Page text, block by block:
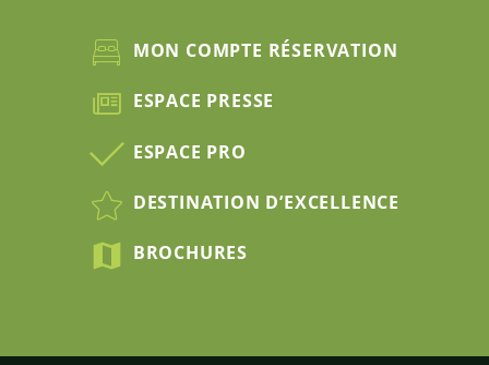
MON COMPTE RÉSERVATION
ESPACE PRESSE
ESPACE PRO
DESTINATION D’EXCELLENCE
BROCHURES